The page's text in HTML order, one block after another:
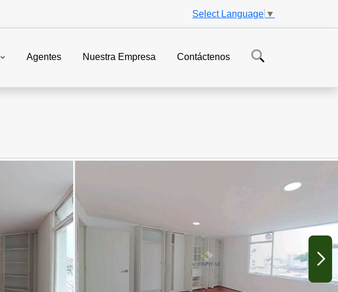
Select Language ▼
Agentes Nuestra Empresa Contáctenos